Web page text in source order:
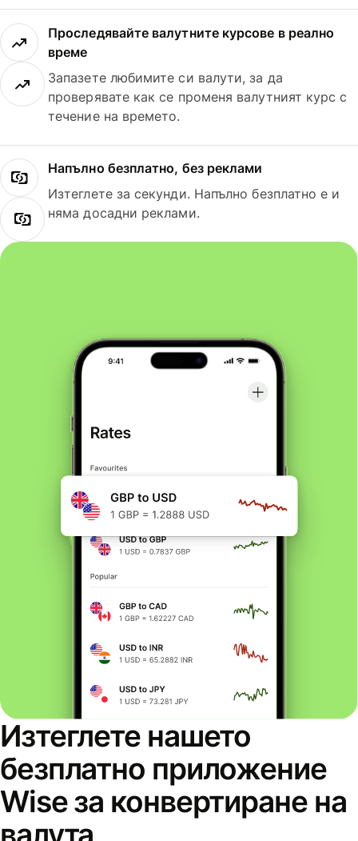
Проследявайте валутните курсове в реално
време
Запазете любимите си валути, за да
проверявате как се променя валутният курс с
течение на времето.
Напълно безплатно, без реклами
Изтеглете за секунди. Напълно безплатно е и
няма досадни реклами.
Изтеглете нашето
безплатно приложение
Wise за конвертиране на